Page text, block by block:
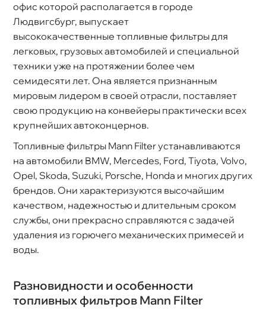
офис которой располагается в городе
Людвигсбург, выпускает
ысококачественные топливные фильтры для
легковых, грузовых автомобилей и специальной
техники уже на протяжении более чем
семидесяти лет. Она является признанным
мировым лидером в своей отрасли, поставляет
свою продукцию на конвейеры практически всех
крупнейших автоконцернов.
Топливные фильтры Mann Filter устанавливаются
на автомобили BMW, Mercedes, Ford, Tiyota, Volvo,
Opel, Skoda, Suzuki, Porsche, Honda и многих других
рендов. Они характеризуются высочайшим
качеством, надежностью и длительным сроком
службы, они прекрасно справляются с задачей
удаления из горючего механических примесей и
оды.
Разновидности и особенности
топливных фильтров Mann Filter